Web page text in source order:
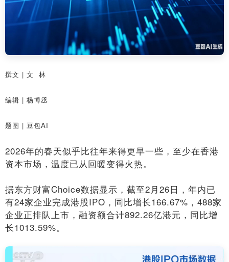
撰文 | 文 林
编辑 | 杨博丞
题图 | 豆包AI
2026年的春天似乎比往年来得更早一些，至少在香港
资本市场，温度已从回暖变得火热。
据东方财富Choice数据显示，截至2月26日，年内已
有24家企业完成港股IPO，同比增长166.67%，488家
企业正排队上市，融资额合计892.26亿港元，同比增
长1013.59%。